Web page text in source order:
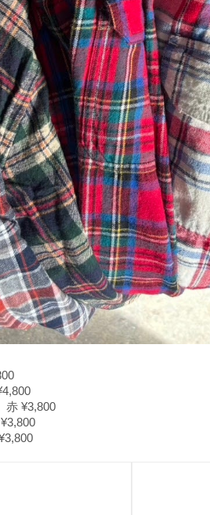
¥3,800